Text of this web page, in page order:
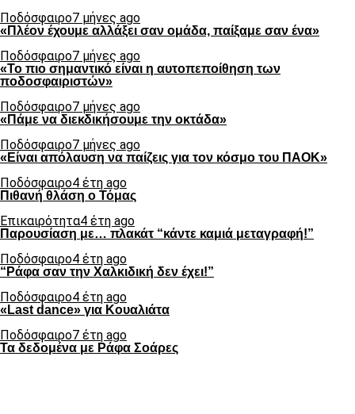
Ποδόσφαιρο7 μήνες ago
«Πλέον έχουμε αλλάξει σαν ομάδα, παίξαμε σαν ένα»
Ποδόσφαιρο7 μήνες ago
«Το πιο σημαντικό είναι η αυτοπεποίθηση των
ποδοσφαιριστών»
Ποδόσφαιρο7 μήνες ago
«Πάμε να διεκδικήσουμε την οκτάδα»
Ποδόσφαιρο7 μήνες ago
«Είναι απόλαυση να παίζεις για τον κόσμο του ΠΑΟΚ»
Ποδόσφαιρο4 έτη ago
Πιθανή θλάση ο Τόμας
Επικαιρότητα4 έτη ago
Παρουσίαση με… πλακάτ “κάντε καμιά μεταγραφή!”
Ποδόσφαιρο4 έτη ago
“Ράφα σαν την Χαλκιδική δεν έχει!”
Ποδόσφαιρο4 έτη ago
«Last dance» για Κουαλιάτα
Ποδόσφαιρο7 έτη ago
Τα δεδομένα με Ράφα Σοάρες